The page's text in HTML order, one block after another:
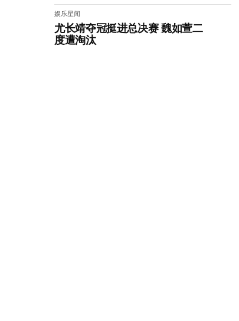
娱乐星闻
尤长靖夺冠挺进总决赛 魏如萱二
度遭淘汰